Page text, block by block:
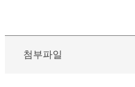
첨부파일